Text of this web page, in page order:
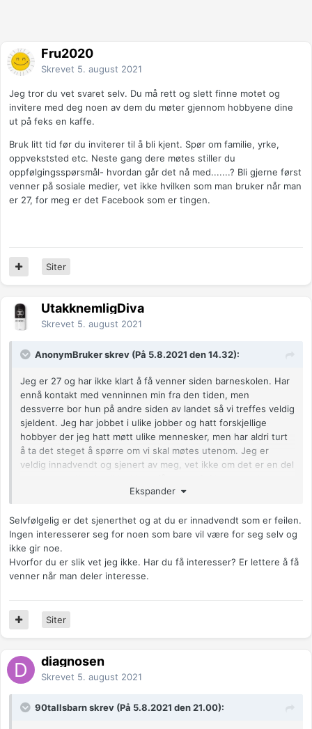
Fru2020
Skrevet 5. august 2021
Jeg tror du vet svaret selv. Du må rett og slett finne motet og
invitere med deg noen av dem du møter gjennom hobbyene dine
ut på feks en kaffe.
Bruk litt tid før du inviterer til å bli kjent. Spør om familie, yrke,
oppvekststed etc. Neste gang dere møtes stiller du
oppfølgingsspørsmål- hvordan går det nå med.......? Bli gjerne først
venner på sosiale medier, vet ikke hvilken som man bruker når man
er 27, for meg er det Facebook som er tingen.
Siter
UtakknemligDiva
Skrevet 5. august 2021
AnonymBruker skrev (På 5.8.2021 den 14.32):
Jeg er 27 og har ikke klart å få venner siden barneskolen. Har
ennå kontakt med venninnen min fra den tiden, men
dessverre bor hun på andre siden av landet så vi treffes veldig
sjeldent. Jeg har jobbet i ulike jobber og hatt forskjellige
hobbyer der jeg hatt møtt ulike mennesker, men har aldri turt
å ta det steget å spørre om vi skal møtes utenom. Jeg er
veldig innadvendt og sjenert av meg, vet ikke om det er en del
noen råd til hva jeg kan gjøre og hva jeg gjør feil?
Anonymkode: 6cdff...b7c
Ekspander
Selvfølgelig er det sjenerthet og at du er innadvendt som er feilen.
Ingen interesserer seg for noen som bare vil være for seg selv og
ikke gir noe.
Hvorfor du er slik vet jeg ikke. Har du få interesser? Er lettere å få
venner når man deler interesse.
Siter
diagnosen
Skrevet 5. august 2021
90tallsbarn skrev (På 5.8.2021 den 21.00):